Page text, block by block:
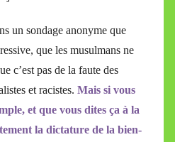
un sondage anonyme que
que les musulmans ne
c’est pas de la faute des
et racistes. Mais si vous
et que vous dites ça à la
la dictature de la bien-